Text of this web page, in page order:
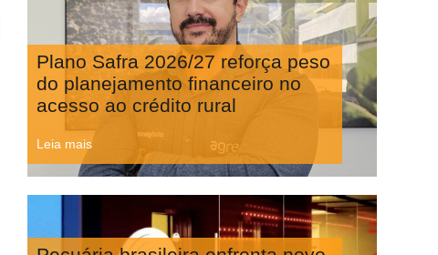
Plano Safra 2026/27 reforça peso
do planejamento financeiro no
acesso ao crédito rural
Leia mais